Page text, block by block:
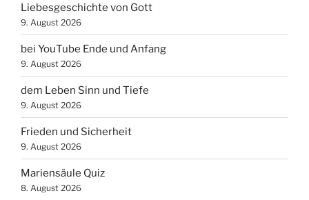
Liebesgeschichte von Gott
9. August 2026
bei YouTube Ende und Anfang
9. August 2026
dem Leben Sinn und Tiefe
9. August 2026
Frieden und Sicherheit
9. August 2026
Mariensäule Quiz
8. August 2026